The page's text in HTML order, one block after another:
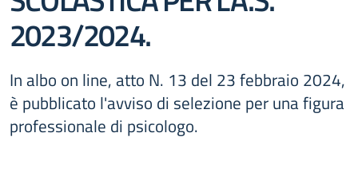
2023/2024.
In albo on line, atto N. 13 del 23 febbraio 2024,
è pubblicato l'avviso di selezione per una figura
professionale di psicologo.